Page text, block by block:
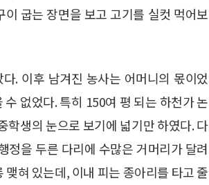
굽는 장면을 보고 고기를 실컷 먹어보
. 이후 남겨진 농사는 어머니의 몫이었
없었다. 특히 150여 평 되는 하천가 논
학생의 눈으로 보기에 넓기만 하였다. 다
정을 두른 다리에 수많은 거머리가 달려
혀 있는데, 이내 피는 종아리를 타고 줄